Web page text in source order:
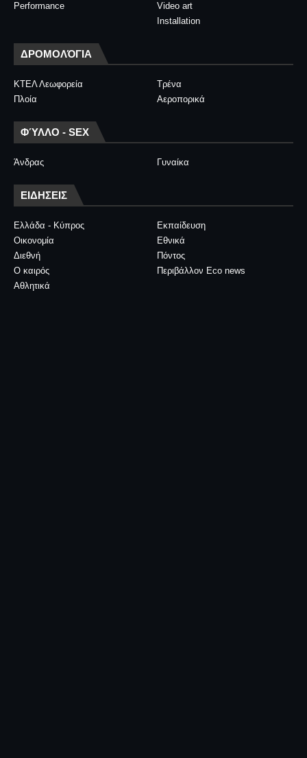
Video art
Performance
Installation
ΔΡΟΜΟΛΌΓΙΑ
ΚΤΕΛ Λεωφορεία
Τρένα
Πλοία
Αεροπορικά
ΦΎΛΛΟ - SEX
Άνδρας Γυναίκα
ΕΙΔΗΣΕΙΣ
Ελλάδα - Κύπρος
Εκπαίδευση
Οικονομία
Εθνικά
Διεθνή
Πόντος
Ο καιρός
Περιβάλλον Eco news
Αθλητικά